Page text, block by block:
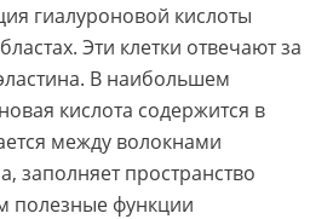
гиалуроновой кислоты
Эти клетки отвечают за
В наибольшем
кислота содержится в
между волокнами
заполняет пространство
полезные функции